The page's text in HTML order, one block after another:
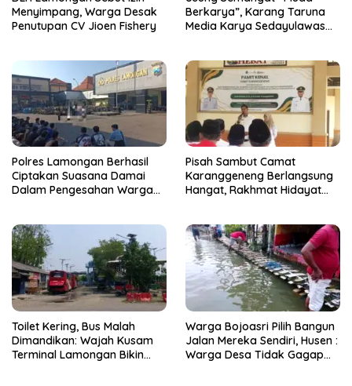
Menyimpang, Warga Desak
Penutupan CV Jioen Fishery
Berkarya”, Karang Taruna
Media Karya Sedayulawas
Polres Lamongan Berhasil
Ciptakan Suasana Damai
Dalam Pengesahan Warga
Pisah Sambut Camat
Karanggeneng Berlangsung
Hangat, Rakhmat Hidayat
Toilet Kering, Bus Malah
Dimandikan: Wajah Kusam
Terminal Lamongan Bikin
Warga Bojoasri Pilih Bangun
Jalan Mereka Sendiri, Husen :
Warga Desa Tidak Gagap